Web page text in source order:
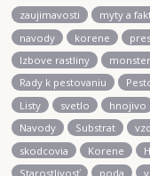
zaujimavosti
myty a
navody
korene
Izbove rastliny
Rady k pestovaniu
Listy
svetlo hnojivo
Navody
Substrat
skodcovia
Korene
Starostlivosť
poda